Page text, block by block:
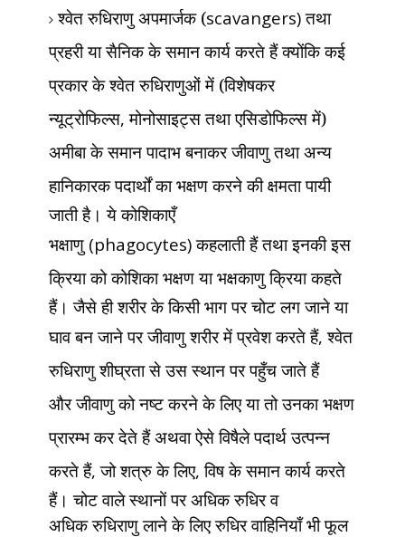
श्वेत रुधिराणु अपमार्जक (scavangers)तथा
प्रहरी या सैनिक के समान कार्य करते हैं क्योंकि कई
प्रकार के श्वेत रुधिराणुओं में (विशेषकर
न्यूट्रोफिल्स,मोनोसाइट्स तथा एसिडोफिल्स में)
अमीबा के समान पादाभ बनाकर जीवाणु तथा अन्य
हानिकारक पदार्थों का भक्षणकरने की क्षमता पायी
जाती है। ये कोशिकाएँ
भक्षाणु (phagocytes)कहलाती हैं तथा इनकी इस
क्रिया को कोशिकाभक्षण या भक्षकाणु क्रिया कहते
हैं। जैसे ही शरीर के किसी भागपर चोट लग जाने या
घाव बन जाने पर जीवाणु शरीर में प्रवेश करतेहैं,श्वेत
रुधिराणु शीघ्रता से उस स्थान पर पहुँच जाते हैं
औरजीवाणु को नष्ट करने के लिए या तो उनका भक्षण
प्रारम्भ कर देतेहैं अथवा ऐसे विषैले पदार्थ उत्पन्न
करते हैं,जो शत्रु के लिए,विष केसमान कार्य करते
हैं। चोट वाले स्थानों पर अधिक रुधिर व
अधिकरुधिराणु लाने के लिए रुधिर वाहिनियाँ भी फूल